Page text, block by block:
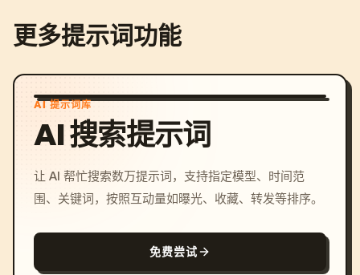
更多提示词功能
AI 提示词库
AI 搜索提示词
让 AI 帮忙搜索数万提示词，支持指定模型、时间范
围、关键词，按照互动量如曝光、收藏、转发等排序。
免费尝试